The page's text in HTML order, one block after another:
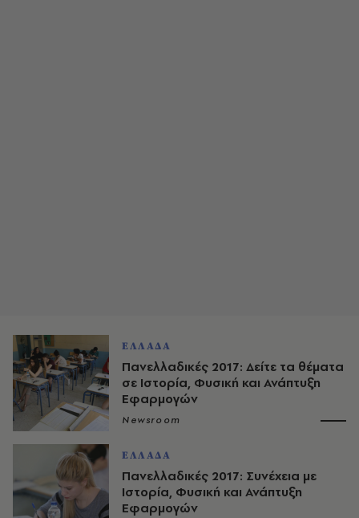
ΕΛΛΑΔΑ
Πανελλαδικές 2017: Δείτε τα θέματα
σε Ιστορία, Φυσική και Ανάπτυξη
Εφαρμογών
Newsroom
ΕΛΛΑΔΑ
Πανελλαδικές 2017: Συνέχεια με
Ιστορία, Φυσική και Ανάπτυξη
Εφαρμογών